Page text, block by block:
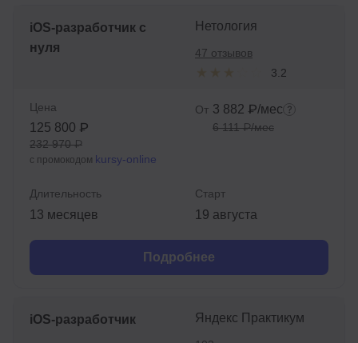
iOS-разработчик с
нуля
Нетология
3.2
47 отзывов
Цена
125 800 ₽
232 970 ₽
с промокодом kursy-online
От 3 882 ₽/мес
6 111 ₽/мес
Длительность
13 месяцев
Старт
19 августа
Подробнее
iOS-разработчик Яндекс Практикум